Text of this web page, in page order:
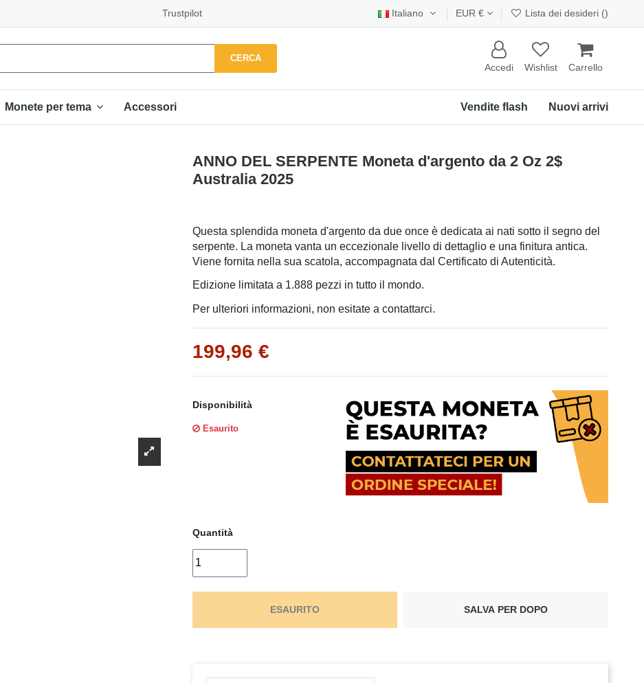
Trustpilot Italiano EUR € Lista dei desideri ()
CERCA
Accedi Wishlist Carrello
Monete per tema Accessori Nuovi arrivi
Vendite flash
ANNO DEL SERPENTE Moneta d'argento da 2 Oz 2$
Australia 2025
Questa splendida moneta d'argento da due once è dedicata ai nati sotto il segno del
serpente. La moneta vanta un eccezionale livello di dettaglio e una finitura antica.
Viene fornita nella sua scatola, accompagnata dal Certificato di Autenticità.
Edizione limitata a 1.888 pezzi in tutto il mondo.
Per ulteriori informazioni, non esitate a contattarci.
199,96 €
Disponibilità
Esaurito
Quantità
ESAURITO SALVA PER DOPO